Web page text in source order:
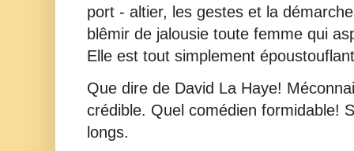
port - altier, les gestes et la
blêmir de jalousie toute femme qui
Elle est tout simplement
Que dire de David La Haye!
crédible. Quel comédien formidable!
longs.